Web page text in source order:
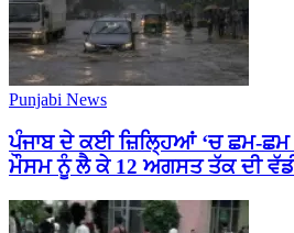
Punjabi News
ਪੰਜਾਬ ਦੇ ਕਈ ਜ਼ਿਲ੍ਹਿਆਂ ‘ਚ ਛਮ-ਛਮ
ਮੌਸਮ ਨੂੰ ਲੈ ਕੇ 12 ਅਗਸਤ ਤੱਕ ਦੀ